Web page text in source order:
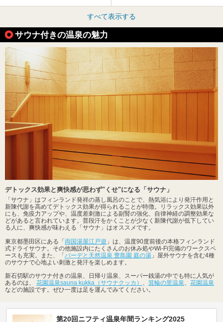
すべて表示する
サウナ付きの温泉の魅力
デトックス効果と爽快感が思わず"くせ"になる「サウナ」
「サウナ」はフィンランド発祥の蒸し風呂のことで、熱気浴により発汗作用と
新陳代謝を高めてデトックス効果が得られることが特徴。リラックス効果以外
にも、免疫力アップや、温度差刺激による副腎の強化、自律神経の調整効果な
どがあると言われています。普段汗をかくことが少なく新陳代謝が低下してい
る人に、爽快感が味わえる「サウナ」はオススメです。
東京都墨田区にある「 両国湯屋江戸遊 」は、温度90度前後の本格フィンランド
式ドライサウナ。その他施設内にたくさんのお休み処やWi-Fi完備のワークスペ
ースも充実。また、「 バーデと天然温泉 豊島園 庭の湯 」屋外サウナを含む4種
のサウナで心地よい刺激と発汗を楽しめます。
新石切駅のサウナ付きの温泉、日帰り温泉、スーパー銭湯の中でも特に人気が
あるのは、 花園温泉sauna kukka（サウナクッカ） 、 箕輪の里温泉、 花園温泉
などの施設です。ぜひ一度は足を運んでみてください。
第20回ニフティ温泉年間ランキング2025